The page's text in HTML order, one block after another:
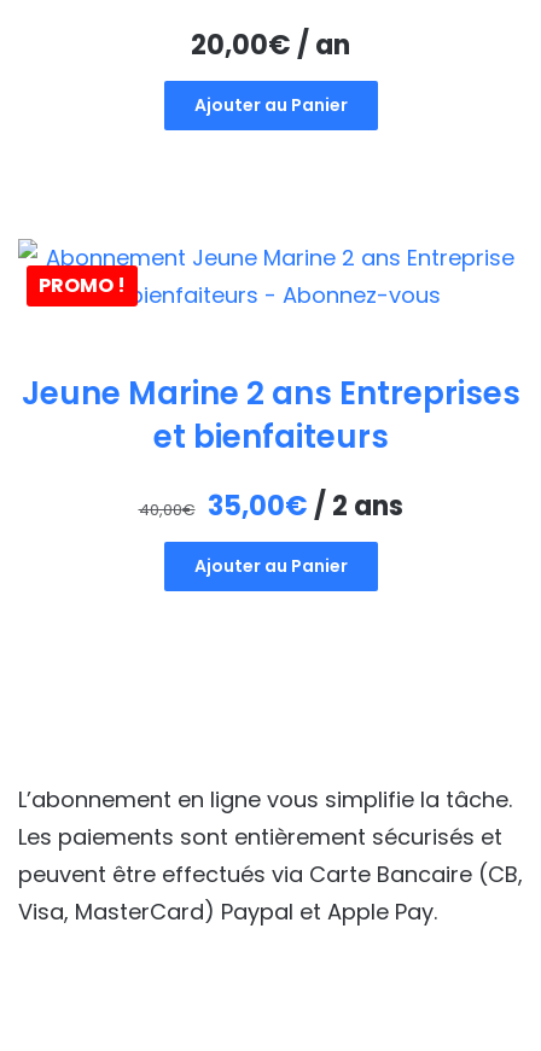
20,00€/ an
Ajouter au Panier
PROMO !
Jeune Marine 2 ans Entreprises
et bienfaiteurs
40,00€
Le
prix
initial
35,00€Le
prix
actuel
/ 2 ans
Ajouter au Panier
L’abonnement en ligne vous simplifie la tâche.
Les paiements sont entièrement sécurisés et
peuvent être effectués via Carte Bancaire (CB,
Visa, MasterCard) Paypal et Apple Pay.